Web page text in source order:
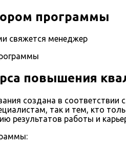
программы
свяжется менеджер
повышения
создана в
так и тем, кто
результатов работы и